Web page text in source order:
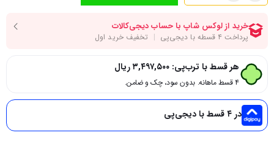
هر قسط با ترب‌پی: ۳,۴۹۷,۵۰۰ریال
۴ قسط ماهانه. بدون سود، چک و ضامن.
در ۴ قسط با دیجی‌پی